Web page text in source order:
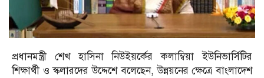
প্রধানমন্ত্রী শেখ হাসিনা নিউইয়র্কের কলাম্বিয়া ইউনিভার্সিটির
শিক্ষার্থী ও স্কলারদের উদ্দেশে বলেছেন, উন্নয়নের ক্ষেত্রে বাংলাদেশ